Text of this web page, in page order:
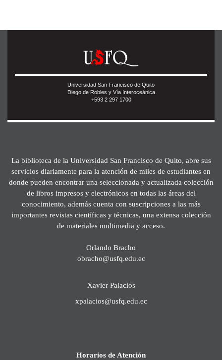
Universidad San Francisco de Quito
Diego de Robles y Vía Interoceánica
+593 2 297 1700
La biblioteca de la Universidad San Francisco de Quito, abre sus
servicios diariamente para la atención de miles de estudiantes en
donde pueden encontrar una seleccionada y actualizada colección
de libros impresos y electrónicos en todas las áreas del
conocimiento, además cuenta con suscripciones a las más
importantes revistas científicas y técnicas, una extensa colección
de materiales multimedia y acceso.
Orlando Bracho
obracho@usfq.edu.ec
Xavier Palacios
xpalacios@usfq.edu.ec
Horarios de Atención